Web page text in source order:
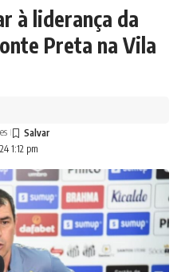
à liderança da
Preta na Vila
1:12 pm